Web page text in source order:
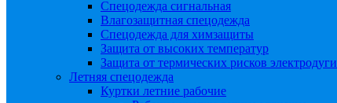
Спецодежда сигнальная
Влагозащитная спецодежда
Спецодежда для химзащиты
Защита от высоких температур
Защита от термических рисков электродуги
Летняя спецодежда
Куртки летние рабочие